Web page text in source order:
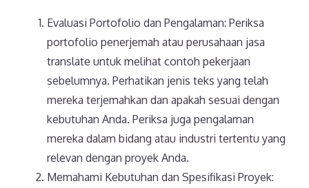
Evaluasi Portofolio dan Pengalaman: Periksa
portofolio penerjemah atau perusahaan jasa
translate untuk melihat contoh pekerjaan
sebelumnya. Perhatikan jenis teks yang telah
mereka terjemahkan dan apakah sesuai dengan
kebutuhan Anda. Periksa juga pengalaman
mereka dalam bidang atau industri tertentu yang
relevan dengan proyek Anda.
Memahami Kebutuhan dan Spesifikasi Proyek: